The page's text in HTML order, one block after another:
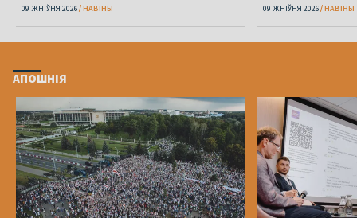
09 ЖНІЎНЯ 2026 НАВІНЫ 09 ЖНІЎНЯ 2026 НАВІНЫ
АПОШНІЯ